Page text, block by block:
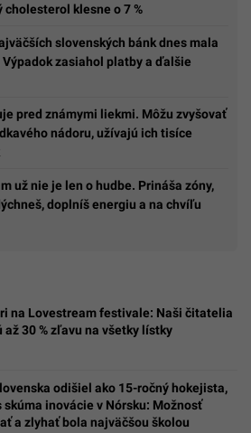
cholesterol klesne o 7 %
slovenských bánk dnes mala
Výpadok zasiahol platby a ďalšie
pred známymi liekmi. Môžu zvyšovať
nádoru, užívajú ich tisíce
už nie je len o hudbe. Prináša zóny,
doplníš energiu a na chvíľu
na Lovestream festivale: Naši čitatelia
až 30 % zľavu na všetky lístky
odišiel ako 15-ročný hokejista,
skúma inovácie v Nórsku: Možnosť
a zlyhať bola najväčšou školou